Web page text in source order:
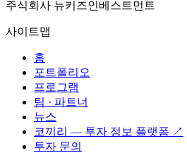
주식회사 뉴키즈인베스트먼트
사이트맵
홈
포트폴리오
프로그램
팀 · 파트너
뉴스
코끼리 — 투자 정보 플랫폼 ↗
투자 문의